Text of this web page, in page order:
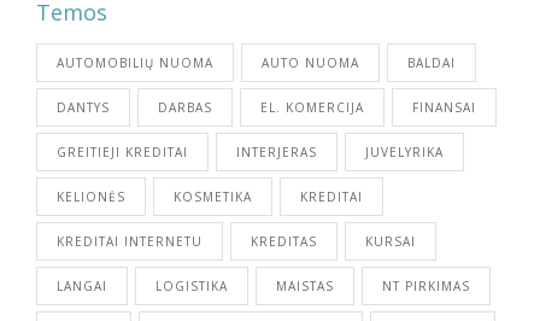
Temos
AUTOMOBILIŲ NUOMA AUTO NUOMA BALDAI
DANTYS DARBAS EL. KOMERCIJA FINANSAI
GREITIEJI KREDITAI INTERJERAS JUVELYRIKA
KELIONĖS KOSMETIKA KREDITAI
KREDITAI INTERNETU KREDITAS KURSAI
LANGAI LOGISTIKA MAISTAS NT PIRKIMAS